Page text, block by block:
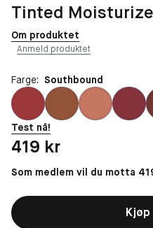
Tinted
Om produktet
Anmeld produktet
Farge: Southbound
Test nå!
Pris: 419 kr
419 kr
Som medlem vil du motta
Kjøp